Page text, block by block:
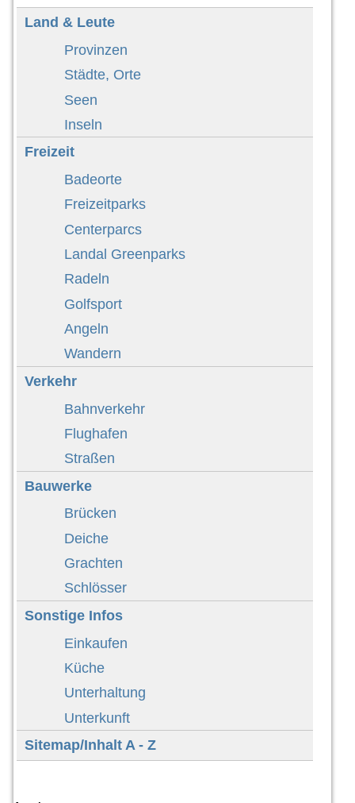
Land & Leute
Provinzen
Städte, Orte
Seen
Inseln
Freizeit
Badeorte
Freizeitparks
Centerparcs
Landal Greenparks
Radeln
Golfsport
Angeln
Wandern
Verkehr
Bahnverkehr
Flughafen
Straßen
Bauwerke
Brücken
Deiche
Grachten
Schlösser
Sonstige Infos
Einkaufen
Küche
Unterhaltung
Unterkunft
Sitemap/Inhalt A - Z